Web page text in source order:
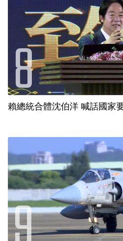
賴總統合體沈伯洋 喊話國家